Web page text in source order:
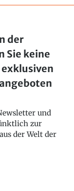
der
Sie keine
und
zur
der Welt der